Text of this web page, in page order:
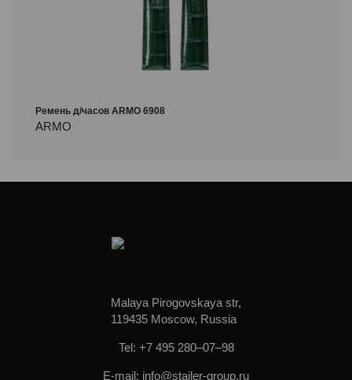
Ремень д/часов ARMO 6908
ARMO
Malaya Pirogovskaya str,
119435 Moscow, Russia
Tel: +7 495 280–07–98
E-mail: info@stailer-group.ru